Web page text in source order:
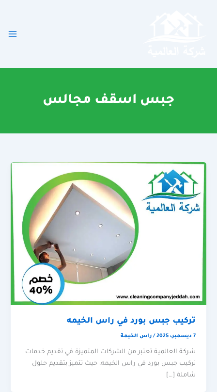
جبس اسقف مجالس
تركيب جبس بورد في راس الخيمه
7 ديسمبر، 2025 /راس الخيمة
شركة العالمية تعتبر من الشركات المتميزة في تقديم خدمات
تركيب جبس بورد في راس الخيمه، حيث تتميز بتقديم حلول
شاملة […]